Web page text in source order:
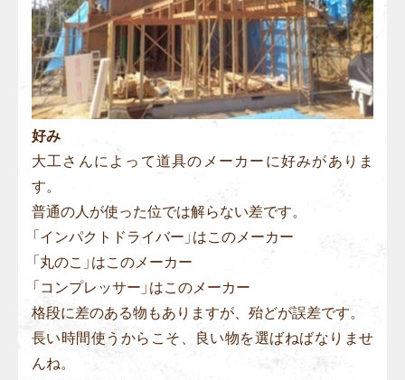
好み
大工さんによって道具のメーカーに好みがありま
す。
普通の人が使った位では解らない差です。
「インパクトドライバー」はこのメーカー
「丸のこ」はこのメーカー
「コンプレッサー」はこのメーカー
格段に差のある物もありますが、殆どが誤差です。
長い時間使うからこそ、良い物を選ばねばなりませ
んね。